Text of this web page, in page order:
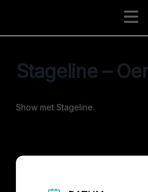
Stageline –
Show met Stageline.